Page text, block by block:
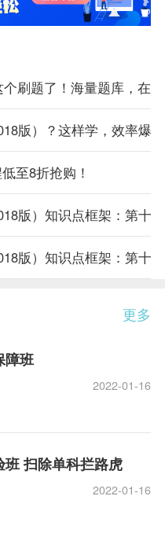
刷题了！海量题库，在
版）？这样学，效率爆表
至8折抢购！
版）知识点框架：第十
版）知识点框架：第十
更多
障班
2022-01-16
班 扫除单科拦路虎
2022-01-16